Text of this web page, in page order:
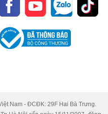
sơn tĩnh điện
lực
Nam - ĐCĐK: 29F Hai Bà Trưng.